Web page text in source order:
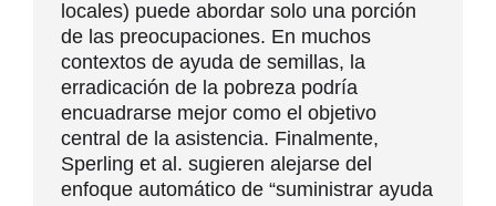
locales) puede abordar solo una porción
de las preocupaciones. En muchos
contextos de ayuda de semillas, la
erradicación de la pobreza podría
encuadrarse mejor como el objetivo
central de la asistencia. Finalmente,
Sperling et al. sugieren alejarse del
enfoque automático de “suministrar ayuda